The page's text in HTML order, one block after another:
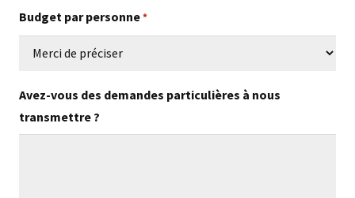
Budget par personne*
Avez-vous des demandes particulières à nous
transmettre ?